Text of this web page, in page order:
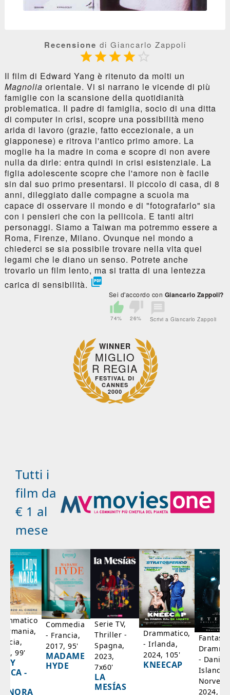
Recensione di Giancarlo Zappoli
 
Il film di Edward Yang è ritenuto da molti un
Magnolia orientale. Vi si narrano le vicende di più
famiglie con la scansione della quotidianità
problematica. Il padre di famiglia, socio di una ditta
di computer in crisi, scopre una possibilità meno
arida di lavoro (grazie, fatto eccezionale, a un
giapponese) e ritrova l'antico primo amore. La
moglie ha la madre in coma e scopre di non avere
nulla da dirle: entra quindi in crisi esistenziale. La
figlia adolescente scopre che l'amore non è facile
sin dal suo primo presentarsi. Il piccolo di casa, di 8
anni, dileggiato dalle compagne a scuola ma
capace di osservare il mondo e di "fotografarlo" sia
con i pensieri che con la pellicola. E tanti altri
personaggi. Siamo a Taiwan ma potremmo essere a
Roma, Firenze, Milano. Ovunque nel mondo a
chiederci se sia possibile trovare nella vita quei
legami che le diano un senso. Potrete anche
trovarlo un film lento, ma si tratta di una lentezza
carica di sensibilità. 
Sei d'accordo con Giancarlo Zappoli?
74% 26% Scrivi a Giancarlo Zappoli
WINNER
MIGLIO
R REGIA
FESTIVAL DI
CANNES
2000
Tutti i
film da
€ 1 al
mese
99'
-
Commedia
- Francia,
2017, 95'
MADAME
HYDE
Serie TV,
Thriller -
Spagna,
2023,
7x60'
LA
MESÍAS
Drammatico,
- Irlanda,
2024, 105'
KNEECAP
-
Islanda,
2024,